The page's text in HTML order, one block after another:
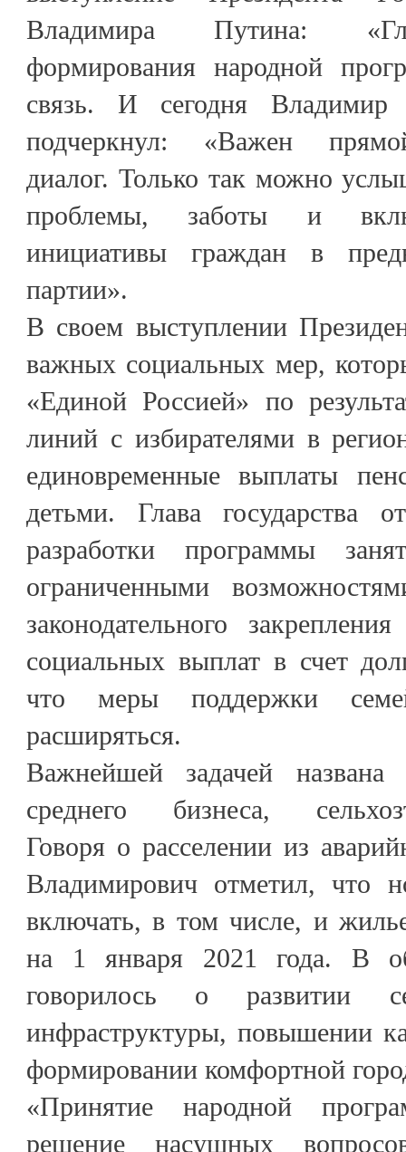
Владимира Путина:
формирования народной
связь. И сегодня Владимир
подчеркнул: «Важен
диалог. Только так можно
проблемы, заботы и
инициативы граждан в
партии».
В своем выступлении
важных социальных мер,
«Единой Россией» по
линий с избирателями в
единовременные выплаты
детьми. Глава государства
разработки программы
ограниченными
законодательного
социальных выплат в счет
что меры поддержки
расширяться.
Важнейшей задачей
среднего бизнеса,
Говоря о расселении из
Владимирович отметил, что
включать, в том числе, и
на 1 января 2021 года. В
говорилось о развитии
инфраструктуры, повышении
формировании комфортной
«Принятие народной
решение насущных